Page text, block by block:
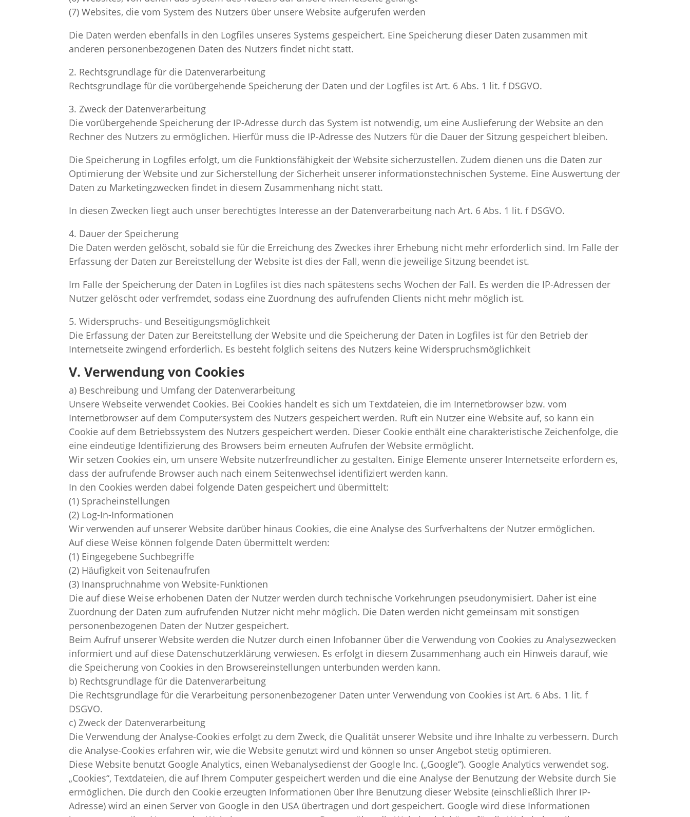
(7) Websites, die vom System des Nutzers über unsere Website aufgerufen werden
Die Daten werden ebenfalls in den Logfiles unseres Systems gespeichert. Eine Speicherung dieser Daten zusammen mit
anderen personenbezogenen Daten des Nutzers findet nicht statt.
2. Rechtsgrundlage für die Datenverarbeitung
Rechtsgrundlage für die vorübergehende Speicherung der Daten und der Logfiles ist Art. 6 Abs. 1 lit. f DSGVO.
3. Zweck der Datenverarbeitung
Die vorübergehende Speicherung der IP-Adresse durch das System ist notwendig, um eine Auslieferung der Website an den
Rechner des Nutzers zu ermöglichen. Hierfür muss die IP-Adresse des Nutzers für die Dauer der Sitzung gespeichert bleiben.
Die Speicherung in Logfiles erfolgt, um die Funktionsfähigkeit der Website sicherzustellen. Zudem dienen uns die Daten zur
Optimierung der Website und zur Sicherstellung der Sicherheit unserer informationstechnischen Systeme. Eine Auswertung der
Daten zu Marketingzwecken findet in diesem Zusammenhang nicht statt.
In diesen Zwecken liegt auch unser berechtigtes Interesse an der Datenverarbeitung nach Art. 6 Abs. 1 lit. f DSGVO.
4. Dauer der Speicherung
Die Daten werden gelöscht, sobald sie für die Erreichung des Zweckes ihrer Erhebung nicht mehr erforderlich sind. Im Falle der
Erfassung der Daten zur Bereitstellung der Website ist dies der Fall, wenn die jeweilige Sitzung beendet ist.
Im Falle der Speicherung der Daten in Logfiles ist dies nach spätestens sechs Wochen der Fall. Es werden die IP-Adressen der
Nutzer gelöscht oder verfremdet, sodass eine Zuordnung des aufrufenden Clients nicht mehr möglich ist.
5. Widerspruchs- und Beseitigungsmöglichkeit
Die Erfassung der Daten zur Bereitstellung der Website und die Speicherung der Daten in Logfiles ist für den Betrieb der
Internetseite zwingend erforderlich. Es besteht folglich seitens des Nutzers keine Widerspruchsmöglichkeit
V. Verwendung von Cookies
a) Beschreibung und Umfang der Datenverarbeitung
Unsere Webseite verwendet Cookies. Bei Cookies handelt es sich um Textdateien, die im Internetbrowser bzw. vom
Internetbrowser auf dem Computersystem des Nutzers gespeichert werden. Ruft ein Nutzer eine Website auf, so kann ein
Cookie auf dem Betriebssystem des Nutzers gespeichert werden. Dieser Cookie enthält eine charakteristische Zeichenfolge, die
eine eindeutige Identifizierung des Browsers beim erneuten Aufrufen der Website ermöglicht.
Wir setzen Cookies ein, um unsere Website nutzerfreundlicher zu gestalten. Einige Elemente unserer Internetseite erfordern es,
dass der aufrufende Browser auch nach einem Seitenwechsel identifiziert werden kann.
In den Cookies werden dabei folgende Daten gespeichert und übermittelt:
(1) Spracheinstellungen
(2) Log-In-Informationen
Wir verwenden auf unserer Website darüber hinaus Cookies, die eine Analyse des Surfverhaltens der Nutzer ermöglichen.
Auf diese Weise können folgende Daten übermittelt werden:
(1) Eingegebene Suchbegriffe
(2) Häufigkeit von Seitenaufrufen
(3) Inanspruchnahme von Website-Funktionen
Die auf diese Weise erhobenen Daten der Nutzer werden durch technische Vorkehrungen pseudonymisiert. Daher ist eine
Zuordnung der Daten zum aufrufenden Nutzer nicht mehr möglich. Die Daten werden nicht gemeinsam mit sonstigen
personenbezogenen Daten der Nutzer gespeichert.
Beim Aufruf unserer Website werden die Nutzer durch einen Infobanner über die Verwendung von Cookies zu Analysezwecken
informiert und auf diese Datenschutzerklärung verwiesen. Es erfolgt in diesem Zusammenhang auch ein Hinweis darauf, wie
die Speicherung von Cookies in den Browsereinstellungen unterbunden werden kann.
b) Rechtsgrundlage für die Datenverarbeitung
Die Rechtsgrundlage für die Verarbeitung personenbezogener Daten unter Verwendung von Cookies ist Art. 6 Abs. 1 lit. f
DSGVO.
c) Zweck der Datenverarbeitung
Die Verwendung der Analyse-Cookies erfolgt zu dem Zweck, die Qualität unserer Website und ihre Inhalte zu verbessern. Durch
die Analyse-Cookies erfahren wir, wie die Website genutzt wird und können so unser Angebot stetig optimieren.
Diese Website benutzt Google Analytics, einen Webanalysedienst der Google Inc. („Google“). Google Analytics verwendet sog.
„Cookies“, Textdateien, die auf Ihrem Computer gespeichert werden und die eine Analyse der Benutzung der Website durch Sie
ermöglichen. Die durch den Cookie erzeugten Informationen über Ihre Benutzung dieser Website (einschließlich Ihrer IP-
Adresse) wird an einen Server von Google in den USA übertragen und dort gespeichert. Google wird diese Informationen